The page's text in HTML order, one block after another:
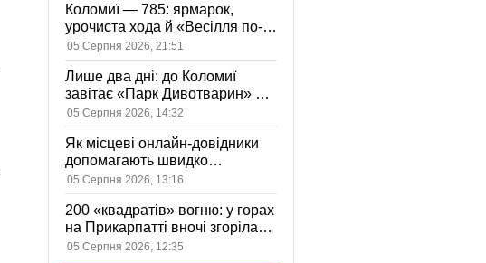
Коломиї — 785: ярмарок,
урочиста хода й «Весілля по-
Коломийськи» — чим
дивуватиме День міста
05 Серпня 2026, 21:51
Лише два дні: до Коломиї
завітає «Парк Дивотварин» — і
вхід безкоштовний
05 Серпня 2026, 14:32
Як місцеві онлайн-довідники
допомагають швидко
знаходити послуги у своєму
місті
05 Серпня 2026, 13:16
200 «квадратів» вогню: у горах
на Прикарпатті вночі згоріла
садиба, є постраждала
05 Серпня 2026, 12:35